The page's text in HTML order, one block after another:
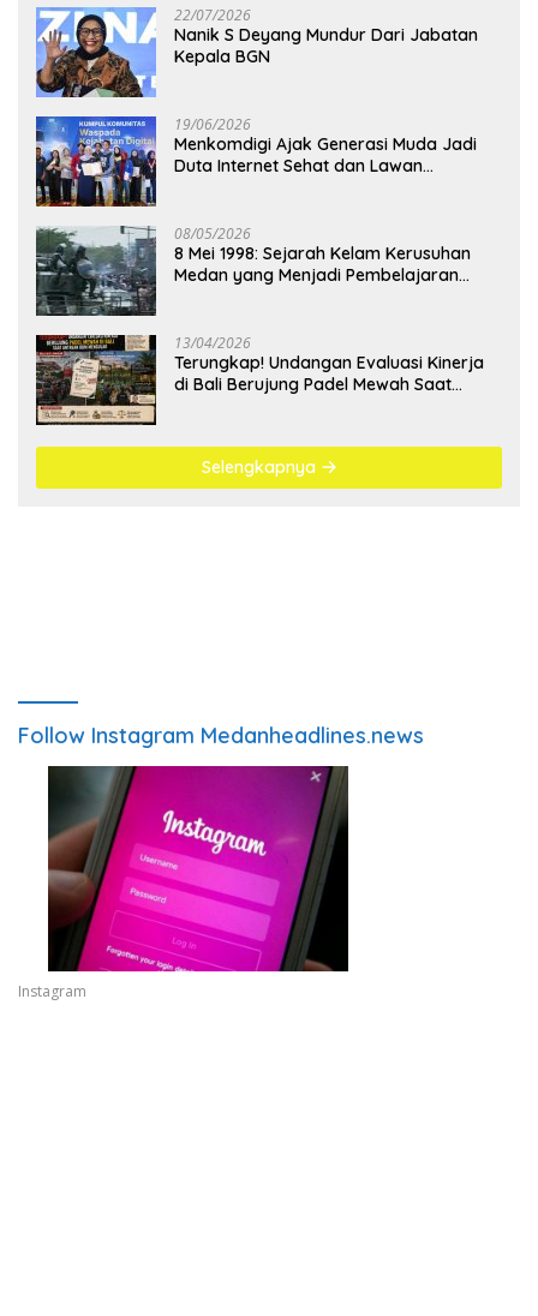
22/07/2026
Nanik S Deyang Mundur Dari Jabatan
Kepala BGN
19/06/2026
Menkomdigi Ajak Generasi Muda Jadi
Duta Internet Sehat dan Lawan
08/05/2026
8 Mei 1998: Sejarah Kelam Kerusuhan
Medan yang Menjadi Pembelajaran
13/04/2026
Terungkap! Undangan Evaluasi Kinerja
di Bali Berujung Padel Mewah Saat
Selengkapnya
Follow Instagram Medanheadlines.news
Instagram